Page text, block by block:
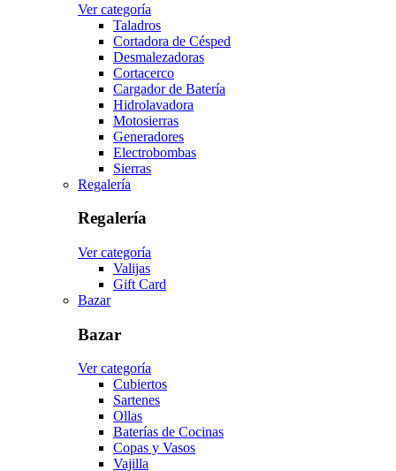
Ver categoría
Taladros
Cortadora de Césped
Desmalezadoras
Cortacerco
Cargador de Batería
Hidrolavadora
Motosierras
Generadores
Electrobombas
Sierras
Regalería
Regalería
Ver categoría
Valijas
Gift Card
Bazar
Bazar
Ver categoría
Cubiertos
Sartenes
Ollas
Baterías de Cocinas
Copas y Vasos
Vajilla